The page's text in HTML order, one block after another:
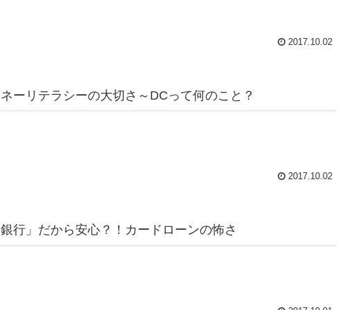
2017.10.02
ーリテラシーの大切さ～DCって何のこと？
2017.10.02
銀行」だから安心？！カードローンの怖さ